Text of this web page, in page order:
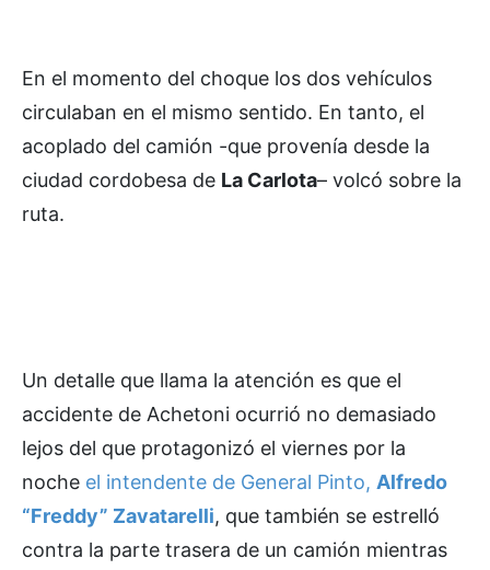
En el momento del choque los dos vehículos
circulaban en el mismo sentido. En tanto, el
acoplado del camión -que provenía desde la
ciudad cordobesa de La Carlota– volcó sobre la
ruta.
Un detalle que llama la atención es que el
accidente de Achetoni ocurrió no demasiado
lejos del que protagonizó el viernes por la
noche el intendente de General Pinto, Alfredo
“Freddy” Zavatarelli, que también se estrelló
contra la parte trasera de un camión mientras